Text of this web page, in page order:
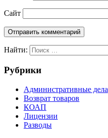
Сайт
Найти:
Рубрики
Административные дела
Возврат товаров
КОАП
Лицензии
Разводы